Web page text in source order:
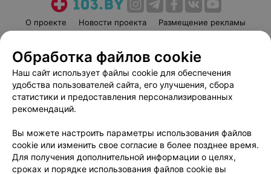
О проекте Новости проекта
Размещение рекламы
Пользовательское соглашение
Способы оплаты
Вакансии
Партнеры
Написать руководителю 103.by
Обработка персональных данных
Обработка файлов cookie
Наш сайт использует файлы cookie для обеспечения
удобства пользователей сайта, его улучшения, сбора
статистики и предоставления персонализированных
рекомендаций.
Вы можете настроить параметры использования файлов
cookie или изменить свое согласие в более позднее время.
Для получения дополнительной информации о целях,
сроках и порядке использования файлов cookie вы